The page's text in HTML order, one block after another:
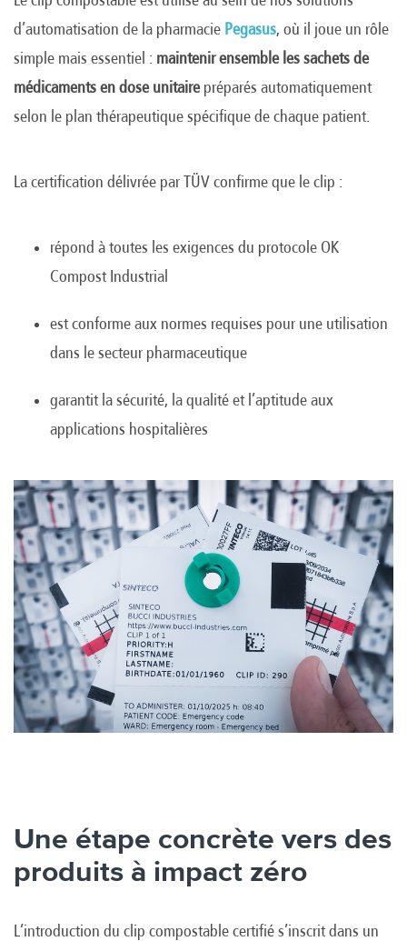
d’automatisation de la pharmacie Pegasus, où il joue un rôle
simple mais essentiel : maintenir ensemble les sachets de
médicaments en dose unitairepréparés automatiquement
selon le plan thérapeutique spécifique de chaque patient.
La certification délivrée par TÜV confirme que le clip :
répond à toutes les exigences du protocole OK
Compost Industrial
est conforme aux normes requises pour une utilisation
dans le secteur pharmaceutique
garantit la sécurité, la qualité et l’aptitude aux
applications hospitalières
Une étape concrète vers des
produits à impact zéro
L’introduction du clip compostable certifié s’inscrit dans un